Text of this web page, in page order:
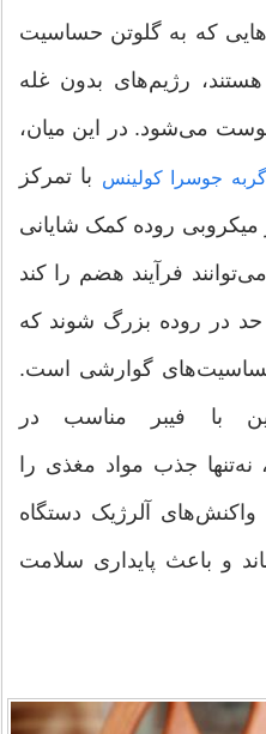
که به گلوتن حساسیت
هستند، رژیم‌های بدون غله
می‌شود. در این میان،
جوسرا کولینس با تمرکز
میکروبی روده کمک شایانی
فرآیند هضم را کند
در روده بزرگ شوند که
گوارشی است.
با فیبر مناسب در
جذب مواد مغذی را
آلرژیک دستگاه
و باعث پایداری سلامت